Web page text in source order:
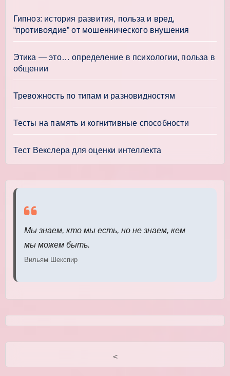
Гипноз: история развития, польза и вред,
“противоядие” от мошеннического внушения
Этика — это… определение в психологии, польза в
общении
Тревожность по типам и разновидностям
Тесты на память и когнитивные способности
Тест Векслера для оценки интеллекта
Мы знаем, кто мы есть, но не знаем, кем
мы можем быть.
Вильям Шекспир
<